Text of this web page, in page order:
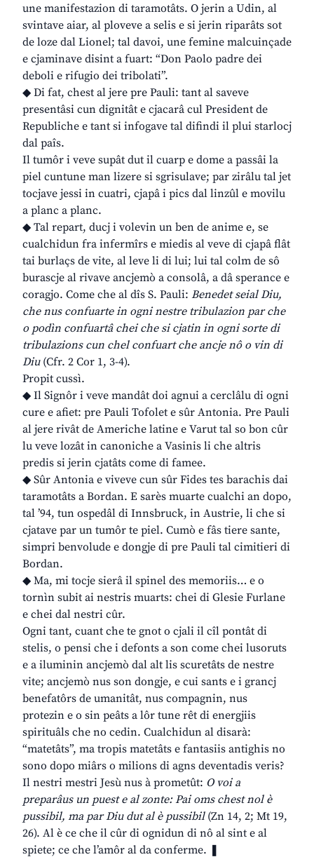
une manifestazion di taramotâts. O jerin a Udin, al
svintave aiar, al ploveve a selis e si jerin riparâts sot
de loze dal Lionel; tal davoi, une femine malcuinçade
e cjaminave disint a fuart: “Don Paolo padre dei
deboli e rifugio dei tribolati”.
◆ Di fat, chest al jere pre Pauli: tant al saveve
presentâsi cun dignitât e cjacarâ cul President de
Republiche e tant si infogave tal difindi il plui starlocj
dal paîs.
Il tumôr i veve supât dut il cuarp e dome a passâi la
piel cuntune man lizere si sgrisulave; par zirâlu tal jet
tocjave jessi in cuatri, cjapâ i pics dal linzûl e movilu
a planc a planc.
◆ Tal repart, ducj i volevin un ben de anime e, se
cualchidun fra infermîrs e miedis al veve di cjapâ flât
tai burlaçs de vite, al leve li di lui; lui tal colm de sô
burascje al rivave ancjemò a consolâ, a dâ sperance e
coragjo. Come che al dîs S. Pauli: Benedet seial Diu,
che nus confuarte in ogni nestre tribulazion par che
o podìn confuartâ chei che si cjatin in ogni sorte di
tribulazions cun chel confuart che ancje nô o vin di
Diu(Cfr. 2 Cor 1, 3-4).
Propit cussì.
◆ Il Signôr i veve mandât doi agnui a cerclâlu di ogni
cure e afiet: pre Pauli Tofolet e sûr Antonia. Pre Pauli
al jere rivât de Americhe latine e Varut tal so bon cûr
lu veve lozât in canoniche a Vasinis li che altris
predis si jerin cjatâts come di famee.
◆ Sûr Antonia e viveve cun sûr Fides tes barachis dai
taramotâts a Bordan. E sarès muarte cualchi an dopo,
tal ’94, tun ospedâl di Innsbruck, in Austrie, li che si
cjatave par un tumôr te piel. Cumò e fâs tiere sante,
simpri benvolude e dongje di pre Pauli tal cimitieri di
Bordan.
◆ Ma, mi tocje sierâ il spinel des memoriis… e o
tornìn subit ai nestris muarts: chei di Glesie Furlane
e chei dal nestri cûr.
Ogni tant, cuant che te gnot o cjali il cîl pontât di
stelis, o pensi che i defonts a son come chei lusoruts
e a iluminin ancjemò dal alt lis scuretâts de nestre
vite; ancjemò nus son dongje, e cui sants e i grancj
benefatôrs de umanitât, nus compagnin, nus
protezin e o sin peâts a lôr tune rêt di energjiis
spirituâls che no cedin. Cualchidun al disarà:
“matetâts”, ma tropis matetâts e fantasiis antighis no
sono dopo miârs o milions di agns deventadis veris?
Il nestri mestri Jesù nus à prometût: O voi a
preparâus un puest e al zonte: Pai oms chest nol è
pussibil, ma par Diu dut al è pussibil(Zn 14, 2; Mt 19,
26). Al è ce che il cûr di ognidun di nô al sint e al
spiete; ce che l’amôr al da conferme. ❚